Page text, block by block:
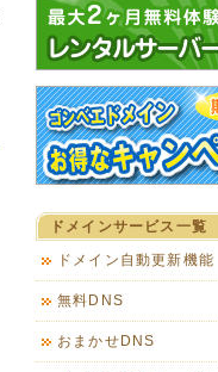
ドメインサービス一覧
ドメイン自動更新機能
無料DNS
おまかせDNS